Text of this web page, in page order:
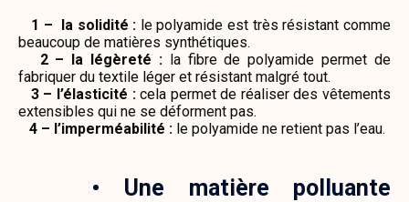
1 – la solidité : le polyamide est très résistant comme
beaucoup de matières synthétiques.
2 – la légèreté :la fibre de polyamide permet de
fabriquer du textile léger et résistant malgré tout.
3 – l’élasticité :cela permet de réaliser des vêtements
extensibles qui ne se déforment pas.
4 – l’imperméabilité : le polyamide ne retient pas l’eau.
• Une matière polluante